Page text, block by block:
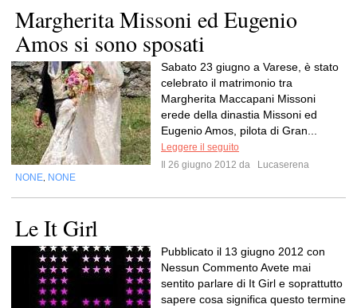
Margherita Missoni ed Eugenio
Amos si sono sposati
Sabato 23 giugno a Varese, è stato
celebrato il matrimonio tra
Margherita Maccapani Missoni
erede della dinastia Missoni ed
Eugenio Amos, pilota di Gran...
Leggere il seguito
Il 26 giugno 2012 da
Lucaserena
NONE NONE
Le It Girl
Pubblicato il 13 giugno 2012 con
Nessun Commento Avete mai
sentito parlare di It Girl e soprattutto
sapere cosa significa questo termine